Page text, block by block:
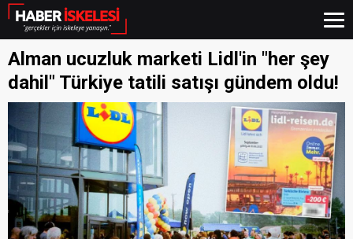
Alman ucuzluk marketi Lidl'in "her şey
dahil" Türkiye tatili satışı gündem oldu!